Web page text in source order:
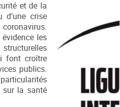
et de la
crise
les
structurelles
font croître
publics.
sur la santé